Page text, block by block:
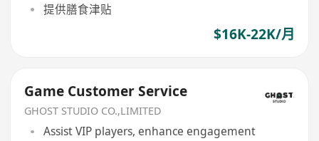
提供膳食津贴
$16K-22K/月
Game Customer Service
GHOST STUDIO CO.,LIMITED
Assist VIP players, enhance engagement